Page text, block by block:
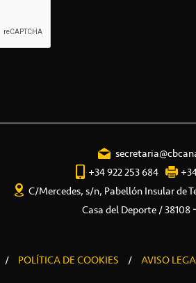
+34 922 253 684
C/Mercedes, s/n, Pabellón Insular de
Casa del Deporte / 38108
/ POLÍTICA DE COOKIES / AVISO